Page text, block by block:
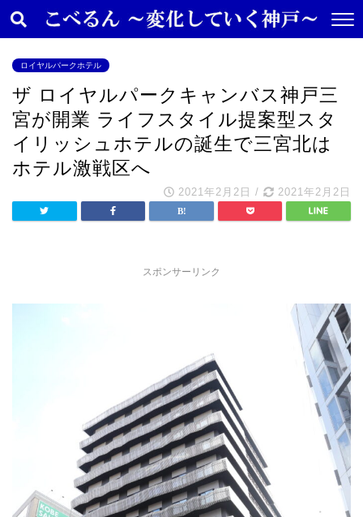
ロイヤルパークホテル
ザ ロイヤルパークキャンバス神戸三
宮が開業 ライフスタイル提案型スタ
イリッシュホテルの誕生で三宮北は
ホテル激戦区へ
2021年2月2日 / 2021年2月2日
スポンサーリンク